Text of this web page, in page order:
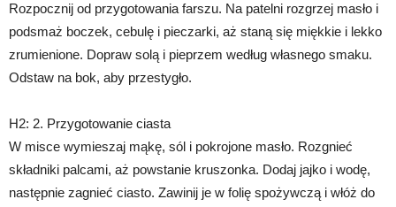
Rozpocznij od przygotowania farszu. Na patelni rozgrzej masło i
podsmaż boczek, cebulę i pieczarki, aż staną się miękkie i lekko
zrumienione. Dopraw solą i pieprzem według własnego smaku.
Odstaw na bok, aby przestygło.
H2: 2. Przygotowanie ciasta
W misce wymieszaj mąkę, sól i pokrojone masło. Rozgnieć
składniki palcami, aż powstanie kruszonka. Dodaj jajko i wodę,
następnie zagnieć ciasto. Zawinij je w folię spożywczą i włóż do